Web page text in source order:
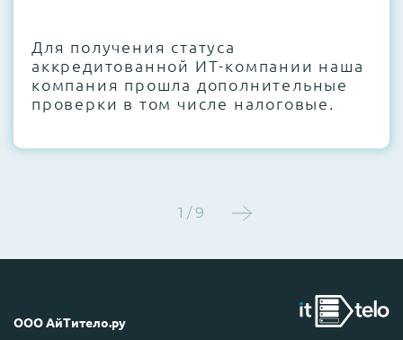
Этап 4:Стресс-тестирование под 100%
нагрузкой в течение 72 часов для
проверки стабильности всех подсистем
Для получения статуса
аккредитованной ИТ-компании наша
компания прошла дополнительные
проверки в том числе налоговые.
1 / 9
ООО АйТитело.ру